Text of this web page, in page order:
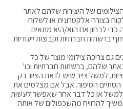
של היצירות שלהם לאתר
בצורה אלקטרונית או לשלוח
כדי לבחון אם הוא/היא מתאים
ברשתות חברתיות וקבוצות ייעודיות
גם צריכה צילומי מוצר של כל
שלהם, ברשתות חברתיות וכו'
למשל צייר שיש לו את הציור רק
הסיפור. אבל אם מצלמים את
למשל או כל דבר אחר שאפשר לעשות
להרוויח מהשכפולים של אותה